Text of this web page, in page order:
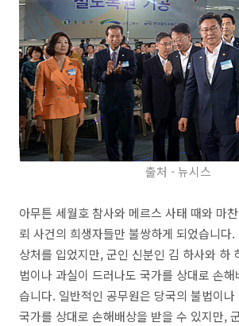
출처 - 뉴시스
아무튼 세월호 참사와 메르스 사태 때와 마
뢰 사건의 희생자들만 불쌍하게 되었습니다
상처를 입었지만, 군인 신분인 김 하사와 하
법이나 과실이 드러나도 국가를 상대로 손
습니다. 일반적인 공무원은 당국의 불법이
국가를 상대로 손해배상을 받을 수 있지만,